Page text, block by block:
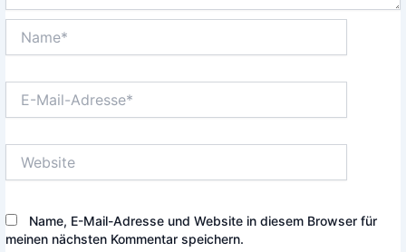
Mail-
Name, E-Mail-Adresse und Website in diesem Browser für
meinen nächsten Kommentar speichern.